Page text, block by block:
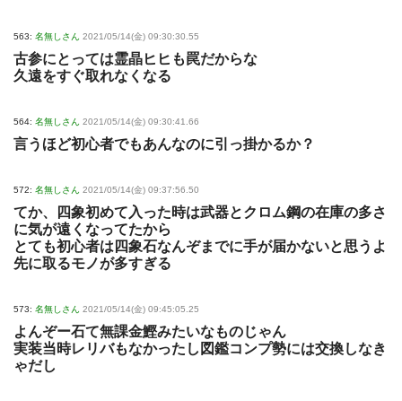
563: 名無しさん 2021/05/14(金) 09:30:30.55
古参にとっては霊晶ヒヒも罠だからな
久遠をすぐ取れなくなる
564: 名無しさん 2021/05/14(金) 09:30:41.66
言うほど初心者でもあんなのに引っ掛かるか？
572: 名無しさん 2021/05/14(金) 09:37:56.50
てか、四象初めて入った時は武器とクロム鋼の在庫の多さ
に気が遠くなってたから
とても初心者は四象石なんぞまでに手が届かないと思うよ
先に取るモノが多すぎる
573: 名無しさん 2021/05/14(金) 09:45:05.25
よんぞー石て無課金鰹みたいなものじゃん
実装当時レリバもなかったし図鑑コンプ勢には交換しなき
ゃだし